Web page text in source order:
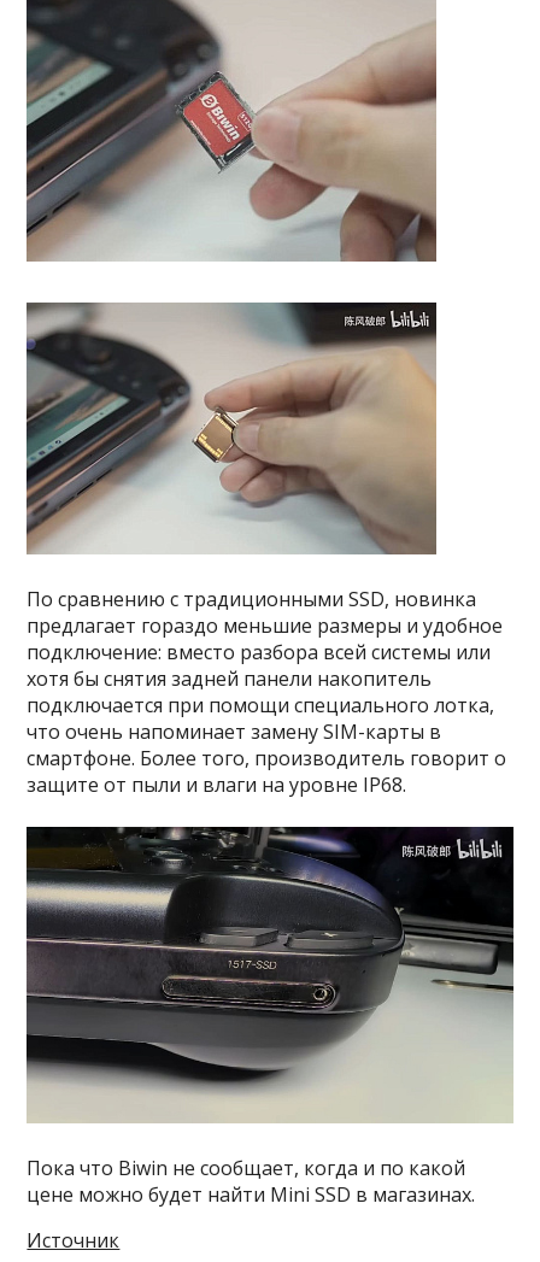
По сравнению с традиционными SSD, новинка
предлагает гораздо меньшие размеры и удобное
подключение: вместо разбора всей системы или
хотя бы снятия задней панели накопитель
подключается при помощи специального лотка,
что очень напоминает замену SIM-карты в
смартфоне. Более того, производитель говорит о
защите от пыли и влаги на уровне IP68.
Пока что Biwin не сообщает, когда и по какой
цене можно будет найти Mini SSD в магазинах.
Источник